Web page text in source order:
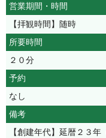
営業期間・時間
【拝観時間】随時
所要時間
２０分
予約
なし
備考
【創建年代】延暦２３